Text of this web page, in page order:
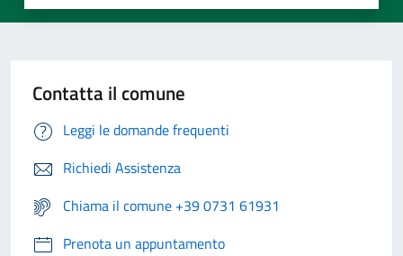
Contatta il comune
Leggi le domande frequenti
Richiedi Assistenza
Chiama il comune +39 0731 61931
Prenota un appuntamento